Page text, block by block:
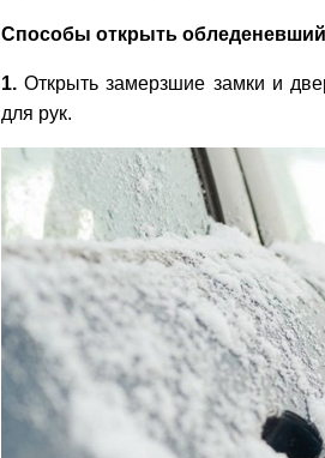
Способы открыть
1. Открыть замерзшие замки и
для рук.